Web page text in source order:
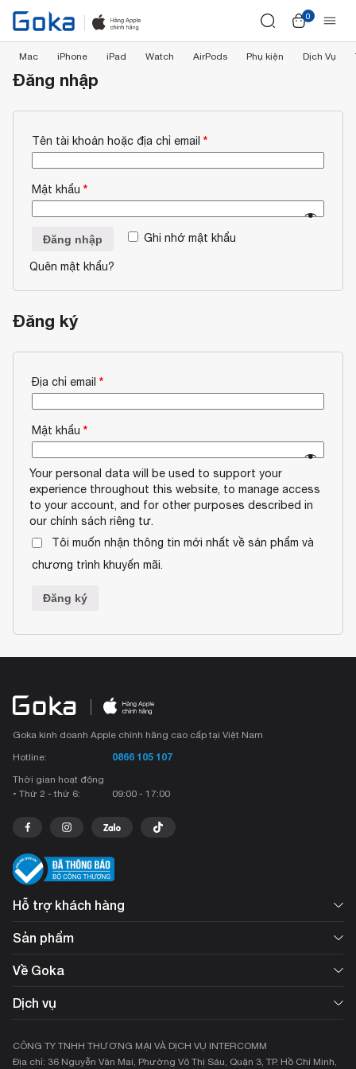
0
Mac iPhone iPad Watch AirPods Phụ kiện Dịch Vụ
Đăng nhập
Tên tài khoản hoặc địa chỉ email *
Mật khẩu *
Ghi nhớ mật khẩu
Đăng nhập
Quên mật khẩu?
Đăng ký
Địa chỉ email *
Mật khẩu *
Your personal data will be used to support your
experience throughout this website, to manage access
to your account, and for other purposes described in
our chính sách riêng tư.
Tôi muốn nhận thông tin mới nhất về sản phẩm và
chương trình khuyến mãi.
Đăng ký
Goka kinh doanh Apple chính hãng cao cấp tại Việt Nam
Hotline:
0866 105 107
Thời gian hoạt động
• Thứ 2 - thứ 6:
09:00 - 17:00
Hỗ trợ khách hàng
Sản phẩm
Về Goka
Dịch vụ
CÔNG TY TNHH THƯƠNG MẠI VÀ DỊCH VỤ INTERCOMM
Địa chỉ: 36 Nguyễn Văn Mai, Phường Võ Thị Sáu, Quận 3, TP. Hồ Chí Minh,